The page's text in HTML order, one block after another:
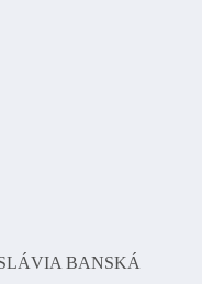
SLÁVIA BANSKÁ